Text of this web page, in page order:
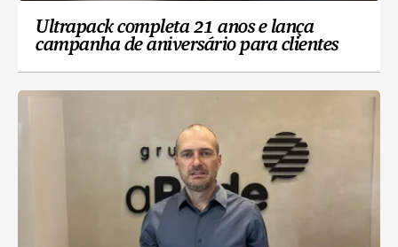
Ultrapack completa 21 anos e lança
campanha de aniversário para clientes